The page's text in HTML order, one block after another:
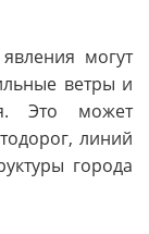
могут
ветры и
Это может
линий
города